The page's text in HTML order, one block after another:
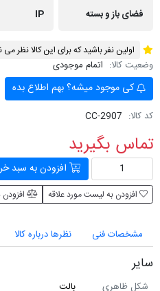
فضای باز و بسته
IP
اولین نفر باشید که برای این کالا نظر
وضعیت کالا: اتمام موجودی
کی موجود میشه؟ بهم اطلاع بده
کد کالا: CC-2907
تماس بگیرید
افزودن به سبد
افزودن به لیست مورد علاقه
مشخصات فنی نظرها درباره کالا
سایر
شکل ظاهری
بالت